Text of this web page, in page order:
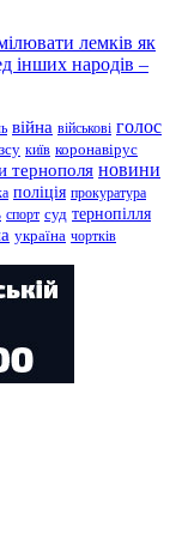
лемків як
інших народів –
війна військові голос
зсу київ коронавірус
тернополя новини
поліція прокуратура
спорт суд тернопілля
україна чортків